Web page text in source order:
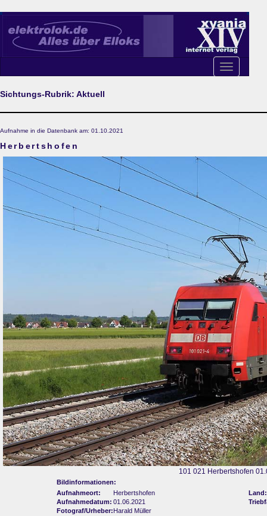
Toggle
navigation
Sichtungs-Rubrik: Aktuell
Aufnahme in die Datenbank am: 01.10.2021
Herbertshofen
101 021 Herbertshofen
Bildinformationen:
Aufnahmeort:
Herbertshofen
Land:
Aufnahmedatum: 01.06.2021
Fotograf/Urheber:Harald Müller